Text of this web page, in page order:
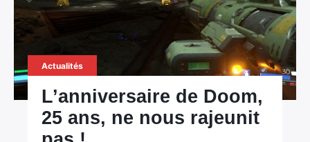
Actualités
L’anniversaire de Doom,
25 ans, ne nous rajeunit